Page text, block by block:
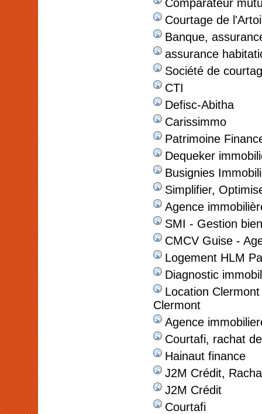
Comparateur
Courtage de
Banque,
assurance
Société de
CTI
Defisc-Abitha
Carissimmo
Patrimoine
Dequeker
Busignies
Simplifier,
Agence
SMI - Gestion
CMCV Guise -
Logement HLM
Diagnostic
Location
Clermont
Agence
Courtafi, rachat
Hainaut finance
J2M Crédit,
J2M Crédit
Courtafi